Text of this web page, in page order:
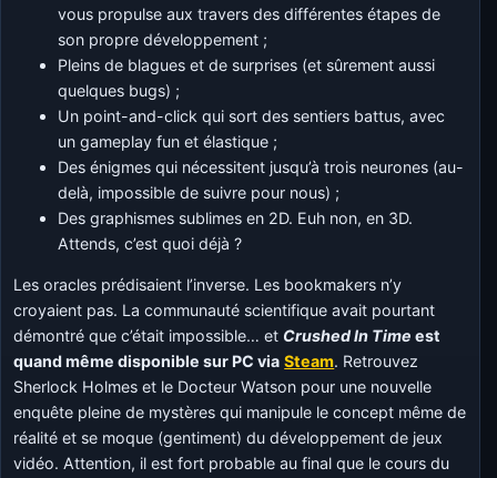
vous propulse aux travers des différentes étapes de
son propre développement ;
Pleins de blagues et de surprises (et sûrement aussi
quelques bugs) ;
Un point-and-click qui sort des sentiers battus, avec
un gameplay fun et élastique ;
Des énigmes qui nécessitent jusqu’à trois neurones (au-
delà, impossible de suivre pour nous) ;
Des graphismes sublimes en 2D. Euh non, en 3D.
Attends, c’est quoi déjà ?
Les oracles prédisaient l’inverse. Les bookmakers n’y
croyaient pas. La communauté scientifique avait pourtant
démontré que c’était impossible… et Crushed In Time est
quand même disponible sur PC via Steam. Retrouvez
Sherlock Holmes et le Docteur Watson pour une nouvelle
enquête pleine de mystères qui manipule le concept même de
réalité et se moque (gentiment) du développement de jeux
vidéo. Attention, il est fort probable au final que le cours du